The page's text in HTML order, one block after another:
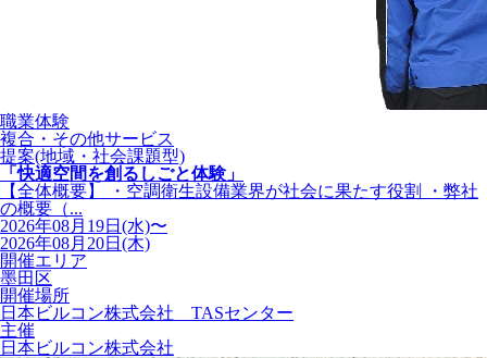
職業体験
複合・その他サービス
提案(地域・社会課題型)
「快適空間を創るしごと体験」
【全体概要】 ・空調衛生設備業界が社会に果たす役割 ・弊社
の概要（...
2026年08月19日(水)〜
2026年08月20日(木)
開催エリア
墨田区
開催場所
日本ビルコン株式会社 TASセンター
主催
日本ビルコン株式会社